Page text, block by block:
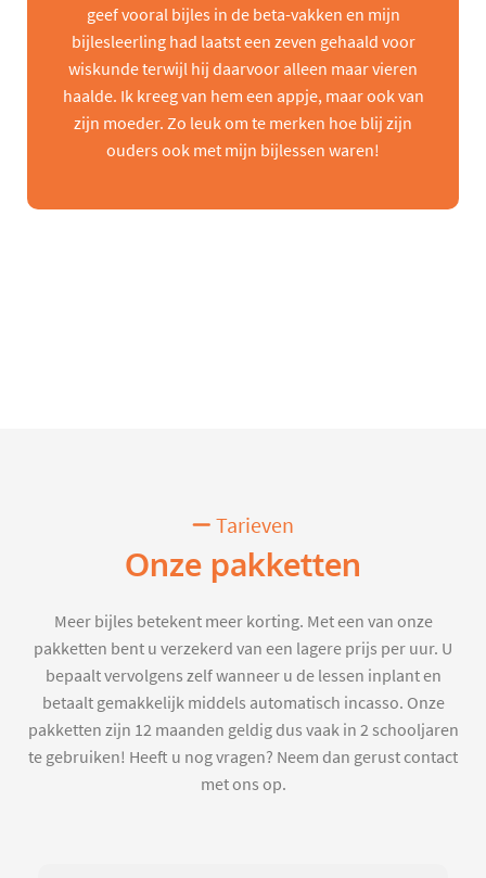
geef vooral bijles in de beta-vakken en mijn
bijlesleerling had laatst een zeven gehaald voor
wiskunde terwijl hij daarvoor alleen maar vieren
haalde. Ik kreeg van hem een appje, maar ook van
zijn moeder. Zo leuk om te merken hoe blij zijn
ouders ook met mijn bijlessen waren!
Tarieven
Onze pakketten
Meer bijles betekent meer korting. Met een van onze
pakketten bent u verzekerd van een lagere prijs per uur. U
bepaalt vervolgens zelf wanneer u de lessen inplant en
betaalt gemakkelijk middels automatisch incasso. Onze
pakketten zijn 12 maanden geldig dus vaak in 2 schooljaren
te gebruiken! Heeft u nog vragen? Neem dan gerust contact
met ons op.